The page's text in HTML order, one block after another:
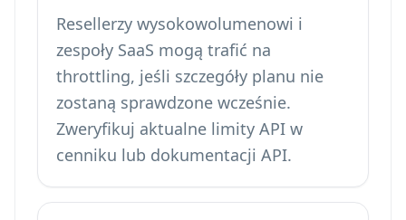
Resellerzy wysokowolumenowi i
zespoły SaaS mogą trafić na
throttling, jeśli szczegóły planu nie
zostaną sprawdzone wcześnie.
Zweryfikuj aktualne limity API w
cenniku lub dokumentacji API.